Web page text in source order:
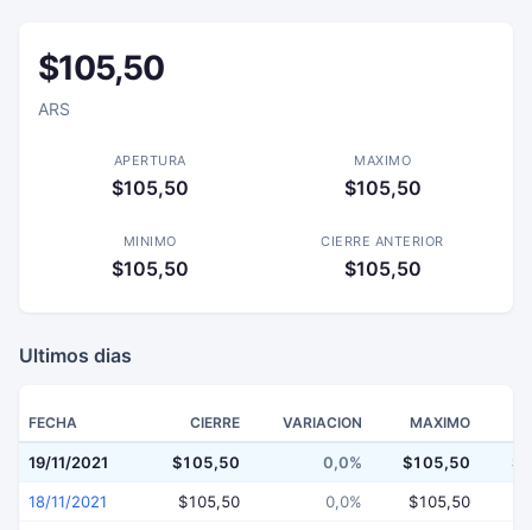
$105,50
ARS
APERTURA
$105,50
MAXIMO
$105,50
MINIMO
$105,50
CIERRE ANTERIOR
$105,50
Ultimos dias
FECHA CIERRE VARIACION MAXIMO
19/11/2021 $105,50 0,0% $105,50
18/11/2021 $105,50 0,0% $105,50